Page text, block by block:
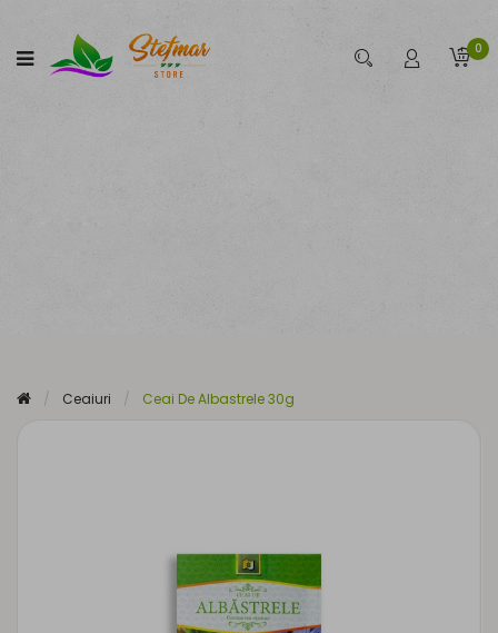
0
Ceaiuri Ceai De Albastrele 30g